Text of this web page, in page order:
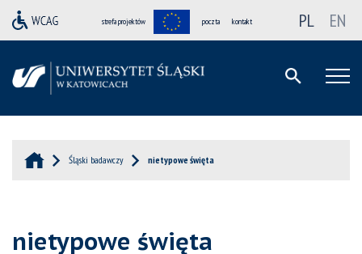
strefa projektów poczta kontakt PL EN
Śląski badawczy nietypowe święta
nietypowe święta